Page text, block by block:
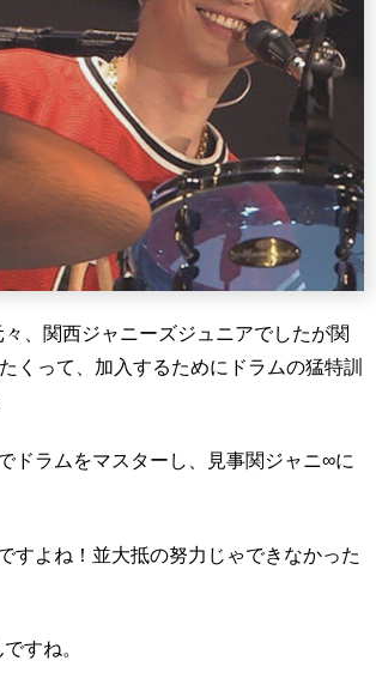
、関西ジャニーズジュニアでしたが関
くって、加入するためにドラムの猛特訓
ドラムをマスターし、見事関ジャニ∞に
すよね！並大抵の努力じゃできなかった
すね。